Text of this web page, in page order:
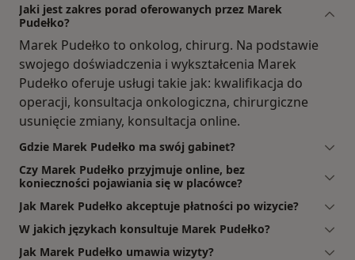
Jaki jest zakres porad oferowanych przez Marek
Pudełko?
Marek Pudełko to onkolog, chirurg. Na podstawie
swojego doświadczenia i wykształcenia Marek
Pudełko oferuje usługi takie jak: kwalifikacja do
operacji, konsultacja onkologiczna, chirurgiczne
usunięcie zmiany, konsultacja online.
Gdzie Marek Pudełko ma swój gabinet?
Czy Marek Pudełko przyjmuje online, bez
konieczności pojawiania się w placówce?
Jak Marek Pudełko akceptuje płatności po wizycie?
W jakich językach konsultuje Marek Pudełko?
Jak Marek Pudełko umawia wizyty?